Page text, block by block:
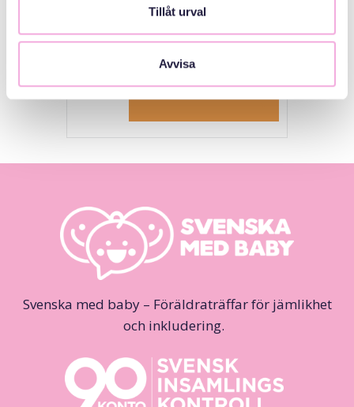
Tillåt urval
Avvisa
Till anmälan
Svenska med baby – Föräldraträffar för jämlikhet
och inkludering.